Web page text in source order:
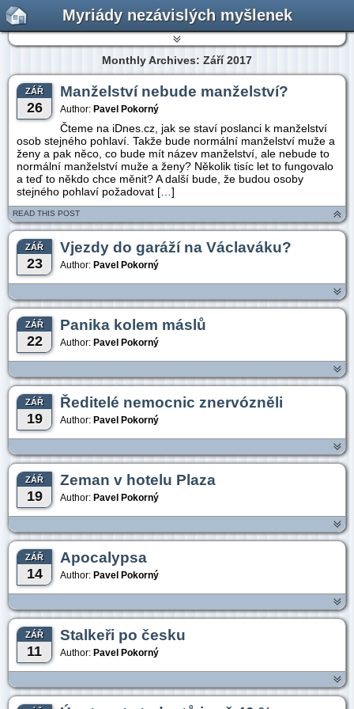
Myriády nezávislých myšlenek
Monthly Archives: Září 2017
ZÁŘ
26
Manželství nebude manželství?
Author: Pavel Pokorný
Čteme na iDnes.cz, jak se staví poslanci k manželství
osob stejného pohlaví. Takže bude normální manželství muže a
ženy a pak něco, co bude mít název manželství, ale nebude to
normální manželství muže a ženy? Několik tisíc let to fungovalo
a teď to někdo chce měnit? A další bude, že budou osoby
stejného pohlaví požadovat […]
READ THIS POST
ZÁŘ
23
Vjezdy do garáží na Václaváku?
Author: Pavel Pokorný
ZÁŘ
22
Panika kolem máslů
Author: Pavel Pokorný
ZÁŘ
19
Ředitelé nemocnic znervózněli
Author: Pavel Pokorný
ZÁŘ
19
Zeman v hotelu Plaza
Author: Pavel Pokorný
ZÁŘ
14
Apocalypsa
Author: Pavel Pokorný
ZÁŘ
11
Stalkeři po česku
Author: Pavel Pokorný